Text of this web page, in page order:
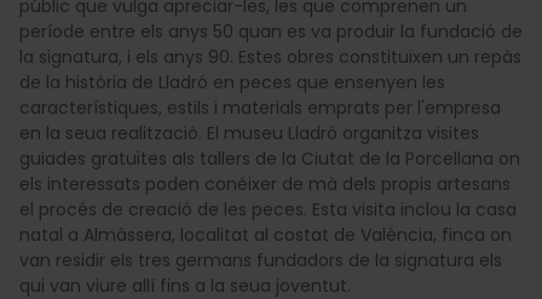
públic que vulga apreciar-les, les que comprenen un
període entre els anys 50 quan es va produir la fundació de
la signatura, i els anys 90. Estes obres constituïxen un repàs
de la història de Lladró en peces que ensenyen les
característiques, estils i materials emprats per l'empresa
en la seua realització. El museu Lladró organitza visites
guiades gratuïtes als tallers de la Ciutat de la Porcellana on
els interessats poden conéixer de mà dels propis artesans
el procés de creació de les peces. Esta visita inclou la casa
natal a Almàssera, localitat al costat de València, finca on
van residir els tres germans fundadors de la signatura els
qui van viure allí fins a la seua joventut.